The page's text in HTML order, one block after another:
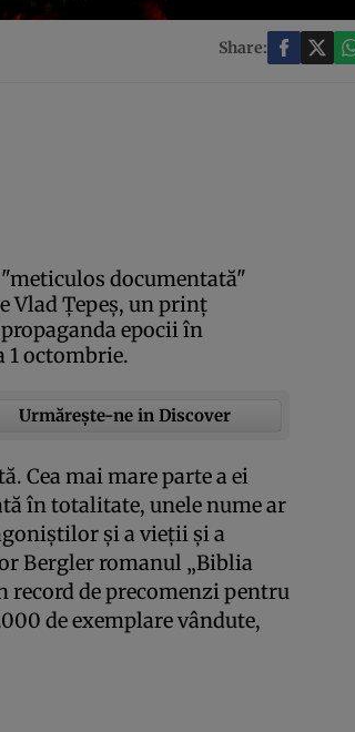
Share:
documentată"
Vlad Ţepeş, un prinţ
epocii în
octombrie.
Urmărește-ne in Discover
Cea mai mare parte a ei
în totalitate, unele nume ar
şi a vieţii şi a
Bergler romanul „Biblia
record de precomenzi pentru
de exemplare vândute,